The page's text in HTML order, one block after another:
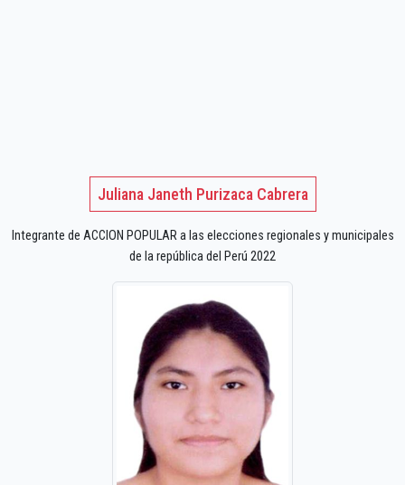
Juliana Janeth Purizaca Cabrera
Integrante de ACCION POPULAR a las elecciones regionales y municipales
de la república del Perú 2022